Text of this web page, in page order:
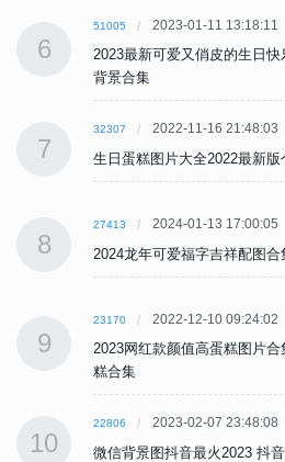
6
51005 2023-01-11 13:18:11
2023最新可爱又俏皮的生日
背景合集
7
32307 2022-11-16 21:48:03
生日蛋糕图片大全2022最新
8
27413 2024-01-13 17:00:05
2024龙年可爱福字吉祥配图
9
23170 2022-12-10 09:24:02
2023网红款颜值高蛋糕图片
糕合集
10
22806 2023-02-07 23:48:08
微信背景图抖音最火2023 抖